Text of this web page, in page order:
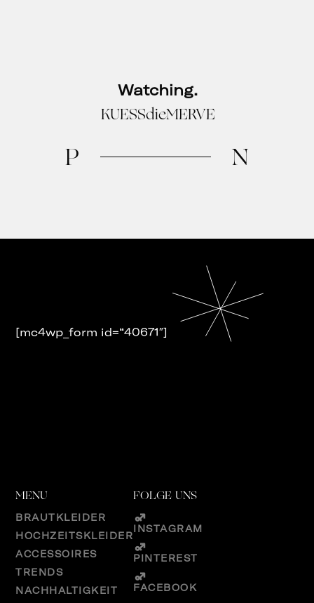
Watching.
KUESSdieMERVE
P N
[mc4wp_form id=“40671″]
MENU
BRAUTKLEIDER
HOCHZEITSKLEIDER
ACCESSOIRES
TRENDS
NACHHALTIGKEIT
FOLGE UNS
INSTAGRAM
PINTEREST
FACEBOOK